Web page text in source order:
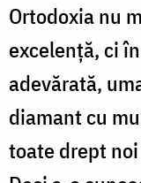
Ortodoxia nu
excelență, ci
adevărată,
diamant cu
toate drept